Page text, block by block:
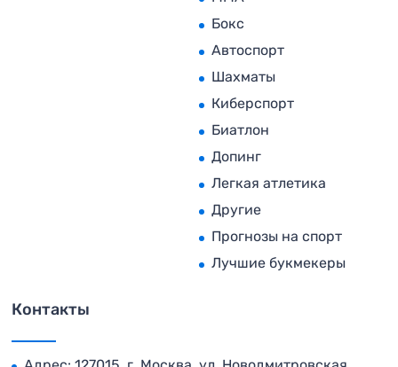
Бокс
Автоспорт
Шахматы
Киберспорт
Биатлон
Допинг
Легкая атлетика
Другие
Прогнозы на спорт
Лучшие букмекеры
Контакты